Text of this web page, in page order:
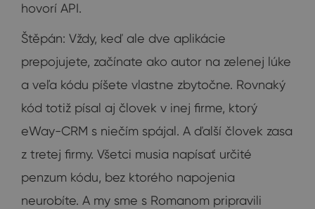
hovorí API.
Štěpán: Vždy, keď ale dve aplikácie
prepojujete, začínate ako autor na zelenej lúke
a veľa kódu píšete vlastne zbytočne. Rovnaký
kód totiž písal aj človek v inej firme, ktorý
eWay-CRM s niečím spájal. A ďalší človek zasa
z tretej firmy. Všetci musia napísať určité
penzum kódu, bez ktorého napojenia
neurobíte. A my sme s Romanom pripravili